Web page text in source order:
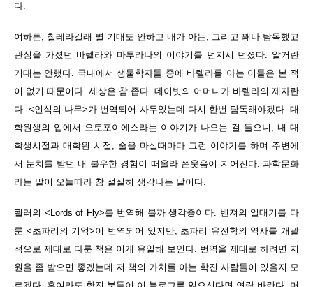
다.
여하튼, 칠레라길래 별 기대도 안하고 내가 아는, 그리고 꽤나 탐독했고
관심을 가졌던 바렐라와 마투라나의 이야기를 넌지시 던졌다. 알거란
기대는 안했다. 국내에서 생물학자들 중에 바렐라를 아는 이들은 본 적
이 없기 때문이다. 세상은 참 좁다. 데이빗의 어머니가 바렐라의 제자란
다. <인식의 나무>가 번역되어 사두었는데 다시 한번 탐독해야겠다. 대
학원생의 입에서 오토포이에스라는 이야기가 나오는 걸 들으니, 내 대
학생시절과 대학원 시절, 술을 마실때마다 그런 이야기를 하며 주변에
서 눈치를 받던 내 불우한 경험이 떠올라 쓴웃음이 지어진다. 과학문화
라는 말이 오늘따라 참 절실히 생각나는 날이다.
쾰러의 <Lords of Fly>를 번역해 볼까 생각중이다. 벤져의 일대기를 다
룬 <초파리의 기억>이 번역되어 있지만, 초파리 유전학의 역사를 개괄
적으로 제대로 다룬 책은 이게 유일해 보인다. 번역을 제대로 하려면 지
원을 좀 받으면 좋겠는데 저 책의 가치를 아는 학진 사람들이 있을지 모